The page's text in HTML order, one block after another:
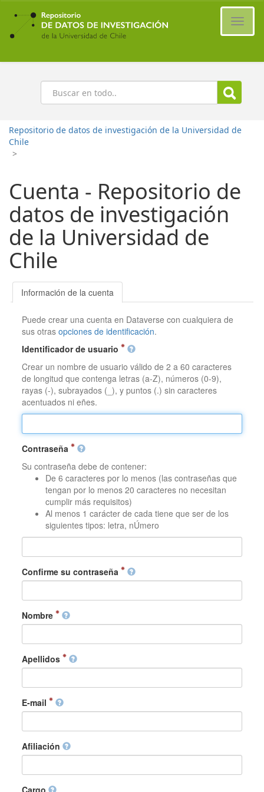
Ir
contenido
principal
Buscar
Repositorio de datos de investigación de la Universidad de
Chile
>
Cuenta - Repositorio de
datos de investigación
de la Universidad de
Chile
Información de la cuenta
Puede crear una cuenta en Dataverse con cualquiera de
sus otrasopciones de identificación.
Identificador de usuario
Crear un nombre de usuario válido de 2 a 60 caracteres
de longitud que contenga letras (a-Z), números (0-9),
rayas (-), subrayados (_), y puntos (.) sin caracteres
acentuados ni eñes.
Contraseña
Su contraseña debe de contener:
De 6 caracteres por lo menos (las contraseñas que
tengan por lo menos 20 caracteres no necesitan
cumplir más requisitos)
Al menos 1 carácter de cada tiene que ser de los
siguientes tipos: letra, nÚmero
Confirme su contraseña
Nombre
Apellidos
E-mail
Afiliación
Cargo